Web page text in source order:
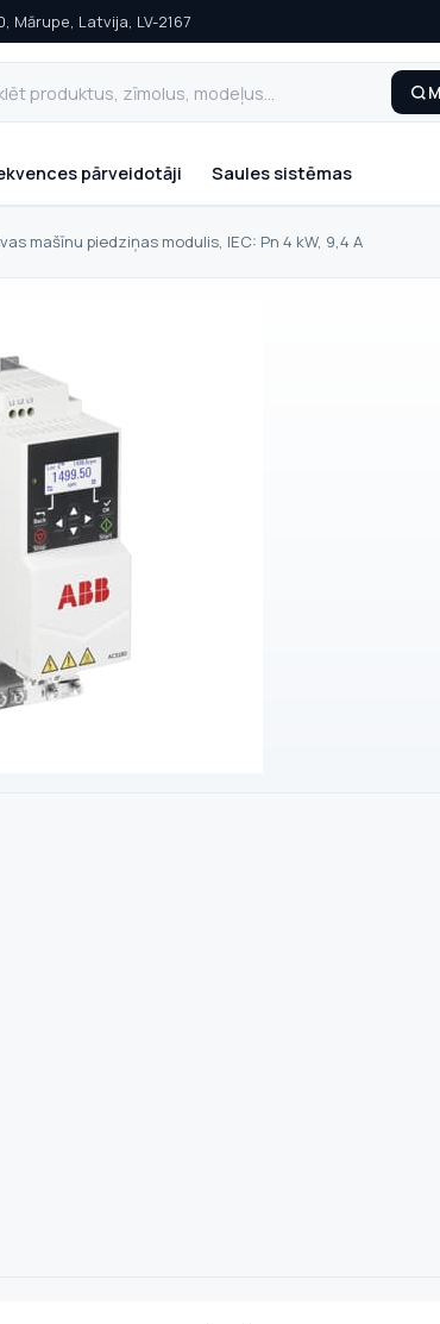
Mārupe, Latvija, LV-2167
pārveidotāji Saules sistēmas
mašīnu piedziņas modulis, IEC: Pn 4 kW, 9,4 A